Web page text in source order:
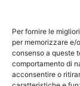
Per fornire le
per memorizzare e/
consenso a queste
comportamento di
acconsentire o
Cronaca
Attualità
top
News